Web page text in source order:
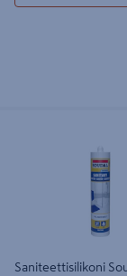
Saniteettisilikoni